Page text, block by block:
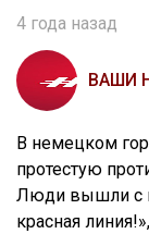
4 года назад
ВАШИ
В немецком
протестую
Люди вышли с
красная